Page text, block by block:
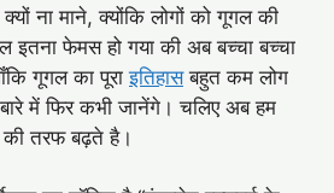
ना माने, क्योंकि लोगों को गूगल की
फेमस हो गया की अब बच्चा बच्चा
गूगल का पूराइतिहासबहुत कम लोग
में फिर कभी जानेंगे। चलिए अब हम
तरफ बढ़ते है।